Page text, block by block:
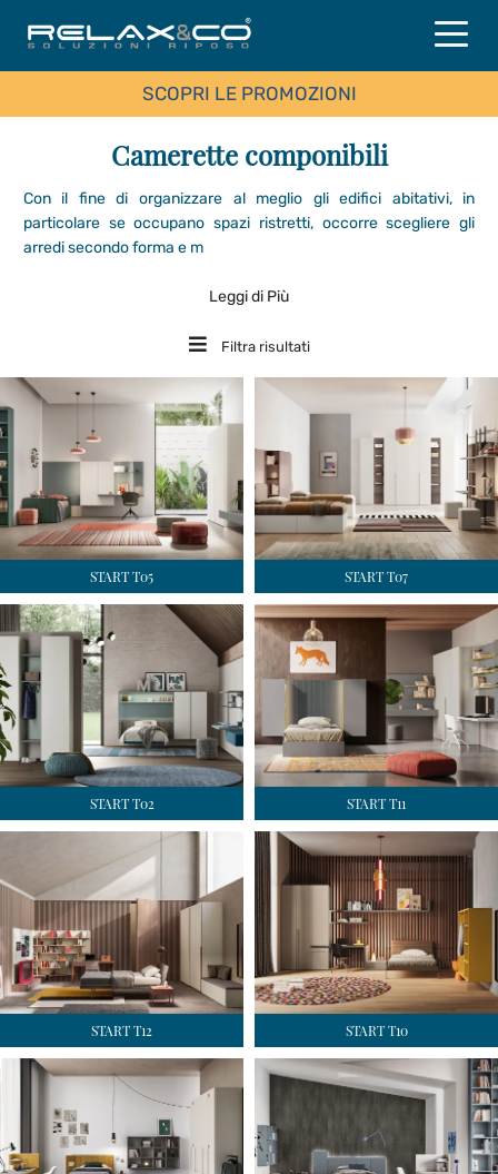
SCOPRI LE PROMOZIONI
Camerette componibili
Con il fine di organizzare al meglio gli edifici abitativi, in
particolare se occupano spazi ristretti, occorre scegliere gli
arredi secondo forma e m
Leggi di Più
Filtra risultati
START T05 START T07
START T02 START T11
START T12 START T10